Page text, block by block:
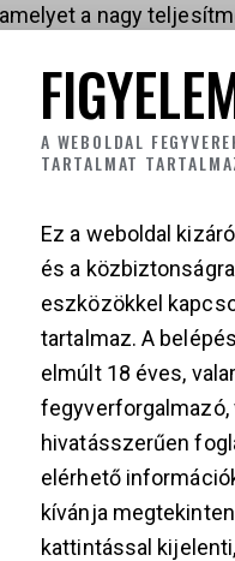
a nagy
és .45 Auto
Minden
állítható hátsó
meghatározó
rozsdamentes
pontok
nagy energiájú
sleeve-and-shroud
nyújt. A
ami
eredményez.
A WEBOLDAL
TARTALMAT
Ez a weboldal
és a
eszközökkel
tartalmaz. A
elmúlt 18 éves,
fegyverforgalmazó,
hivatásszerűen
elérhető
kívánja
kattintással